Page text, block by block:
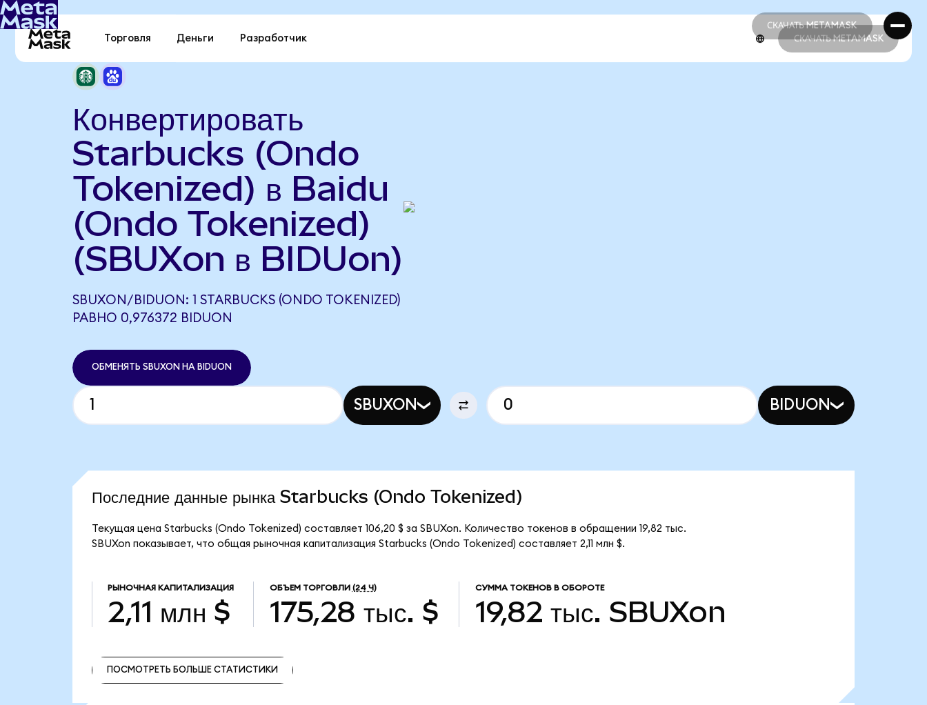
СКАЧАТЬ METAMASK
СКАЧАТЬ METAMASK
Торговля Деньги Разработчик СКАЧАТЬ METAMASK
Конвертировать
Starbucks (Ondo
Tokenized) в Baidu
(Ondo Tokenized)
(SBUXon в BIDUon)
SBUXON/BIDUON: 1 STARBUCKS (ONDO TOKENIZED)
РАВНО 0,976372 BIDUON
ОБМЕНЯТЬ SBUXON НА BIDUON
SBUXON BIDUON
Последние данные рынка Starbucks (Ondo Tokenized)
Текущая цена Starbucks (Ondo Tokenized) составляет 106,20 $ за SBUXon. Количество токенов в обращении 19,82 тыс.
SBUXon показывает, что общая рыночная капитализация Starbucks (Ondo Tokenized) составляет 2,11 млн $.
РЫНОЧНАЯ КАПИТАЛИЗАЦИЯ
2,11 млн $
ОБЪЕМ ТОРГОВЛИ (24 Ч)
175,28 тыс. $
СУММА ТОКЕНОВ В ОБОРОТЕ
19,82 тыс. SBUXon
ПОСМОТРЕТЬ БОЛЬШЕ СТАТИСТИКИ